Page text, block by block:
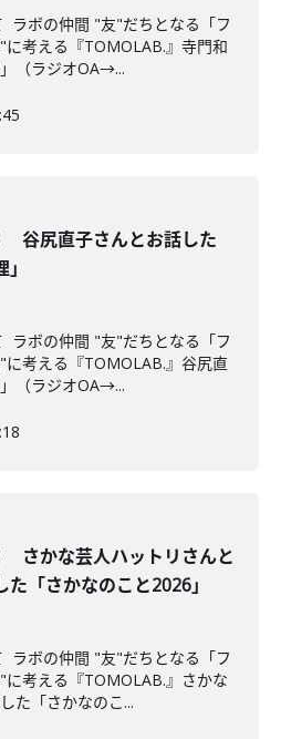
ラボの仲間 "友"だちとなる「フ
考える『TOMOLAB.』寺門和
（ラジオOA→...
谷尻直子さんとお話した
」
ラボの仲間 "友"だちとなる「フ
考える『TOMOLAB.』谷尻直
（ラジオOA→...
さかな芸人ハットリさんと
た「さかなのこと2026」
ラボの仲間 "友"だちとなる「フ
考える『TOMOLAB.』さかな
た「さかなのこ...